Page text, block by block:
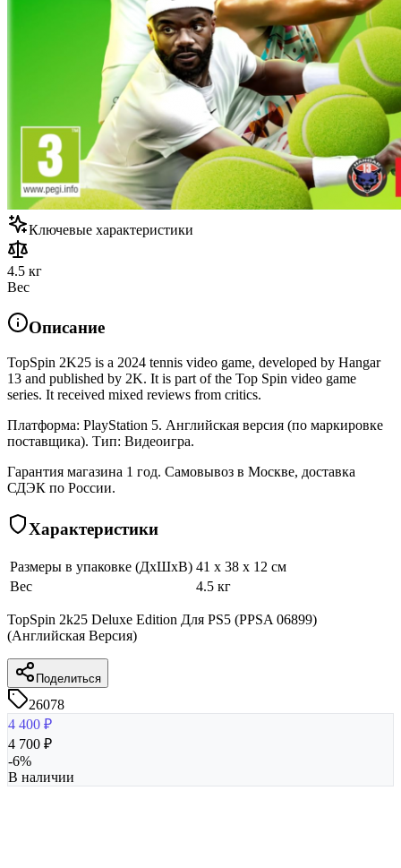
Ключевые характеристики
4.5 кг
Вес
Описание
TopSpin 2K25 is a 2024 tennis video game, developed by Hangar
13 and published by 2K. It is part of the Top Spin video game
series. It received mixed reviews from critics.
Платформа: PlayStation 5. Английская версия (по маркировке
поставщика). Тип: Видеоигра.
Гарантия магазина 1 год. Самовывоз в Москве, доставка
СДЭК по России.
Характеристики
Размеры в упаковке (ДхШхВ) 41 x 38 x 12 см
Вес
4.5 кг
TopSpin 2k25 Deluxe Edition Для PS5 (PPSA 06899)
(Английская Версия)
Поделиться
26078
4 400 ₽
4 700 ₽
-6%
В наличии